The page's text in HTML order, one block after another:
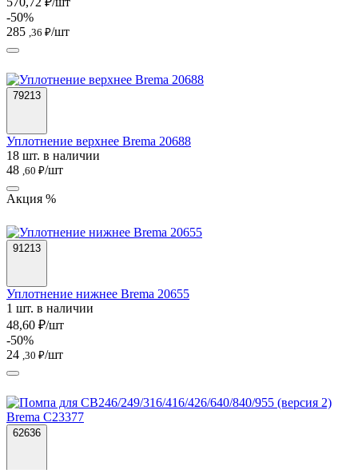
-50%
285 ,36 ₽/шт
79213
Уплотнение верхнее Brema 20688
18 шт. в наличии
48 ,60 ₽/шт
Акция %
91213
Уплотнение нижнее Brema 20655
1 шт. в наличии
48,60 ₽/шт
-50%
24 ,30 ₽/шт
62636